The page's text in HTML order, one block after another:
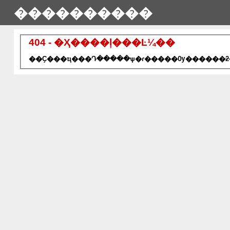
����������
404 - �Ҳ����ļ���Ŀ¼��